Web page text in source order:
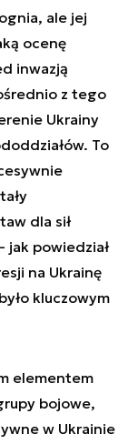
ale jej
ocenę
inwazją
z tego
Ukrainy
To
dla sił
jak powiedział
na Ukrainę
kluczowym
elementem
bojowe,
w Ukrainie